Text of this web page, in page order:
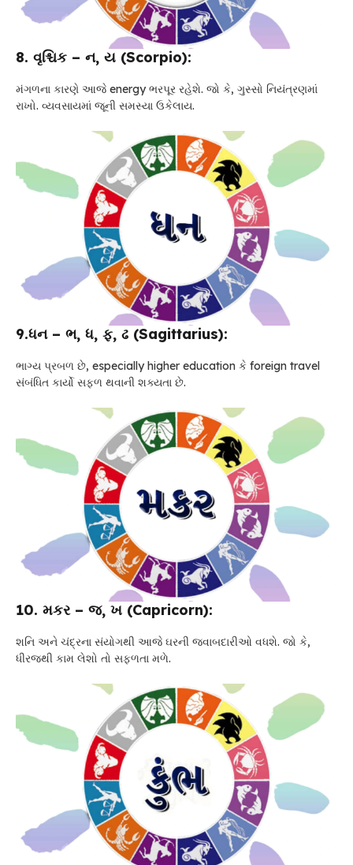
8. વૃશ્ચિક – ન, ય (Scorpio):
મંગળના કારણે આજે energy ભરપૂર રહેશે. જો કે, ગુસ્સો નિયંત્રણમાં
રાખો. વ્યવસાયમાં જૂની સમસ્યા ઉકેલાય.
9.ધન – ભ, ધ, ફ, ઢ (Sagittarius):
ભાગ્ય પ્રબળ છે, especially higher education કે foreign travel
સંબંધિત કાર્યો સફળ થવાની શક્યતા છે.
10. મકર – જ, ખ (Capricorn):
શનિ અને ચંદ્રના સંયોગથી આજે ઘરની જવાબદારીઓ વધશે. જો કે,
ધીરજથી કામ લેશો તો સફળતા મળે.